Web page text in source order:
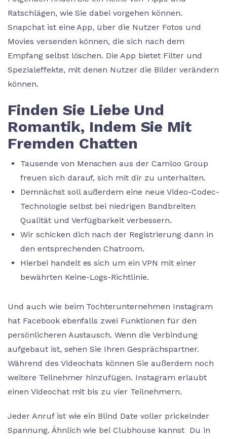
Ratschlägen, wie Sie dabei vorgehen können.
Snapchat ist eine App, über die Nutzer Fotos und
Movies versenden können, die sich nach dem
Empfang selbst löschen. Die App bietet Filter und
Spezialeffekte, mit denen Nutzer die Bilder verändern
können.
Finden Sie Liebe Und
Romantik, Indem Sie Mit
Fremden Chatten
Tausende von Menschen aus der Camloo Group
freuen sich darauf, sich mit dir zu unterhalten.
Demnächst soll außerdem eine neue Video-Codec-
Technologie selbst bei niedrigen Bandbreiten
Qualität und Verfügbarkeit verbessern.
Wir schicken dich nach der Registrierung dann in
den entsprechenden Chatroom.
Hierbei handelt es sich um ein VPN mit einer
bewährten Keine-Logs-Richtlinie.
Und auch wie beim Tochterunternehmen Instagram
hat Facebook ebenfalls zwei Funktionen für den
persönlicheren Austausch. Wenn die Verbindung
aufgebaut ist, sehen Sie Ihren Gesprächspartner.
Während des Videochats können Sie außerdem noch
weitere Teilnehmer hinzufügen. Instagram erlaubt
einen Videochat mit bis zu vier Teilnehmern.
Jeder Anruf ist wie ein Blind Date voller prickelnder
Spannung. Ähnlich wie bei Clubhouse kannst Du in